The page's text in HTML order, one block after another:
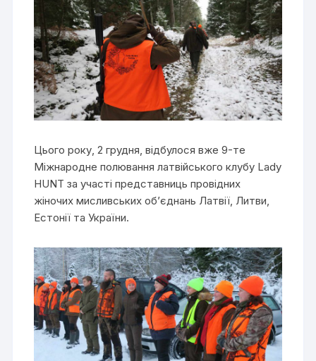
Цього року, 2 грудня, відбулося вже 9-те
Міжнародне полювання латвійського клубу Lady
HUNT за участі представниць провідних
жіночих мисливських об’єднань Латвії, Литви,
Естонії та України.